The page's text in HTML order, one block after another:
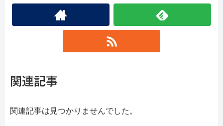
関連記事
関連記事は見つかりませんでした。